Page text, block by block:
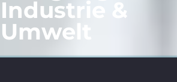
Industrie &
Umwelt